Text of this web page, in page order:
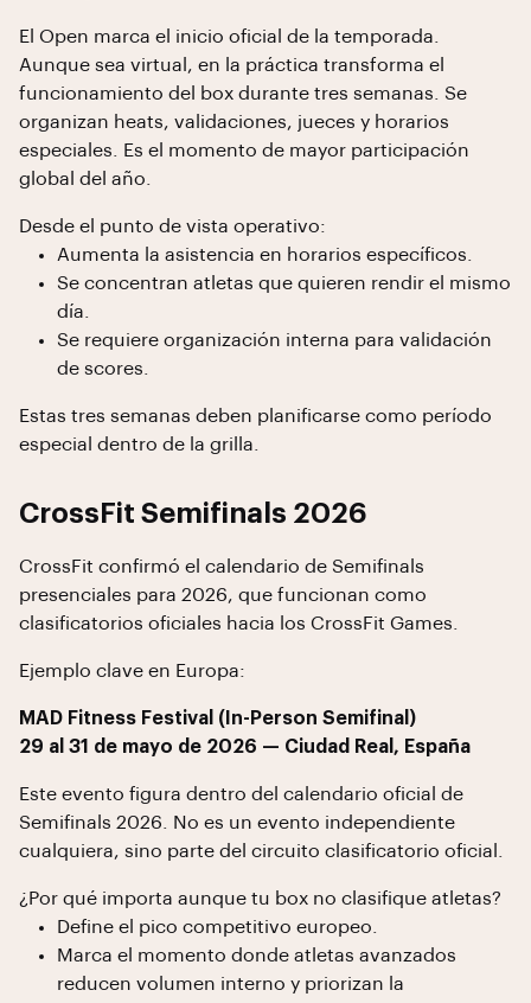
El Open marca el inicio oficial de la temporada.
Aunque sea virtual, en la práctica transforma el
funcionamiento del box durante tres semanas. Se
organizan heats, validaciones, jueces y horarios
especiales. Es el momento de mayor participación
global del año.
Desde el punto de vista operativo:
Aumenta la asistencia en horarios específicos.
Se concentran atletas que quieren rendir el mismo
día.
Se requiere organización interna para validación
de scores.
Estas tres semanas deben planificarse como período
especial dentro de la grilla.
CrossFit Semifinals 2026
CrossFit confirmó el calendario de Semifinals
presenciales para 2026, que funcionan como
clasificatorios oficiales hacia los CrossFit Games.
Ejemplo clave en Europa:
MAD Fitness Festival (In-Person Semifinal)
29 al 31 de mayo de 2026 — Ciudad Real, España
Este evento figura dentro del calendario oficial de
Semifinals 2026. No es un evento independiente
cualquiera, sino parte del circuito clasificatorio oficial.
¿Por qué importa aunque tu box no clasifique atletas?
Define el pico competitivo europeo.
Marca el momento donde atletas avanzados
reducen volumen interno y priorizan la